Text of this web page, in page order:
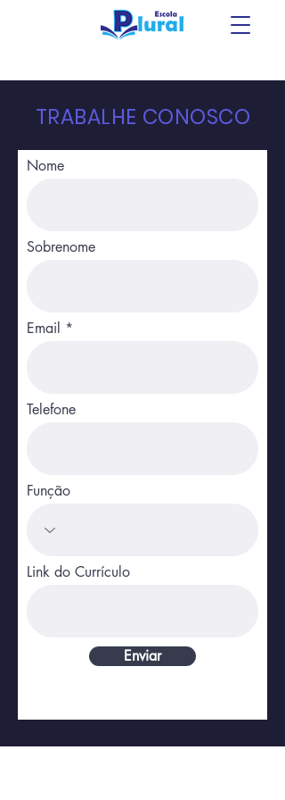
TRABALHE CONOSCO
Nome
Sobrenome
Email
Telefone
Função
Link do Currículo
Enviar